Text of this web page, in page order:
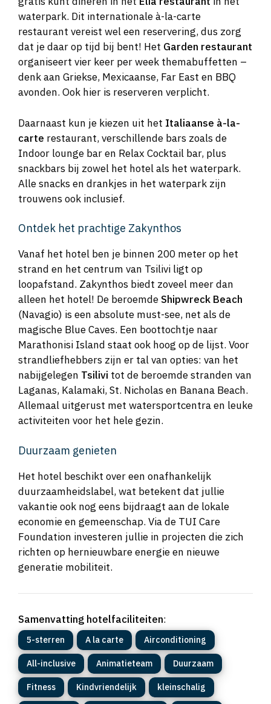
waterpark. Dit internationale à-la-carte
restaurant vereist wel een reservering, dus zorg
dat je daar op tijd bij bent! Het Garden restaurant
organiseert vier keer per week themabuffetten –
denk aan Griekse, Mexicaanse, Far East en BBQ
avonden. Ook hier is reserveren verplicht.
Daarnaast kun je kiezen uit het Italiaanse à-la-
carte restaurant, verschillende bars zoals de
Indoor lounge bar en Relax Cocktail bar, plus
snackbars bij zowel het hotel als het waterpark.
Alle snacks en drankjes in het waterpark zijn
trouwens ook inclusief.
Ontdek het prachtige Zakynthos
Vanaf het hotel ben je binnen 200 meter op het
strand en het centrum van Tsilivi ligt op
loopafstand. Zakynthos biedt zoveel meer dan
alleen het hotel! De beroemdeShipwreck Beach
(Navagio) is een absolute must-see, net als de
magische Blue Caves. Een boottochtje naar
Marathonisi Island staat ook hoog op de lijst. Voor
strandliefhebbers zijn er tal van opties: van het
nabijgelegen Tsilivi tot de beroemde stranden van
Laganas, Kalamaki, St. Nicholas en Banana Beach.
Allemaal uitgerust met watersportcentra en leuke
activiteiten voor het hele gezin.
Duurzaam genieten
Het hotel beschikt over een onafhankelijk
duurzaamheidslabel, wat betekent dat jullie
vakantie ook nog eens bijdraagt aan de lokale
economie en gemeenschap. Via de TUI Care
Foundation investeren jullie in projecten die zich
richten op hernieuwbare energie en nieuwe
generatie mobiliteit.
Samenvatting hotelfaciliteiten:
5-sterren A la carte Airconditioning
All-inclusive Animatieteam Duurzaam
Fitness Kindvriendelijk kleinschalig